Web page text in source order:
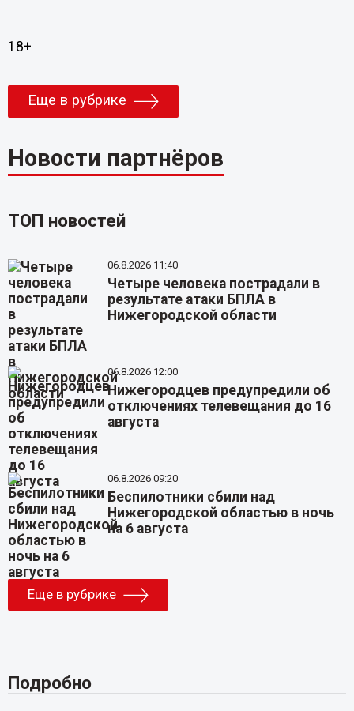
18+
Еще в рубрике
Новости партнёров
ТОП новостей
06.8.2026 11:40
Четыре человека пострадали в
результате атаки БПЛА в
Нижегородской области
06.8.2026 12:00
Нижегородцев предупредили об
отключениях телевещания до 16
августа
06.8.2026 09:20
Беспилотники сбили над
Нижегородской областью в ночь
на 6 августа
Еще в рубрике
Подробно